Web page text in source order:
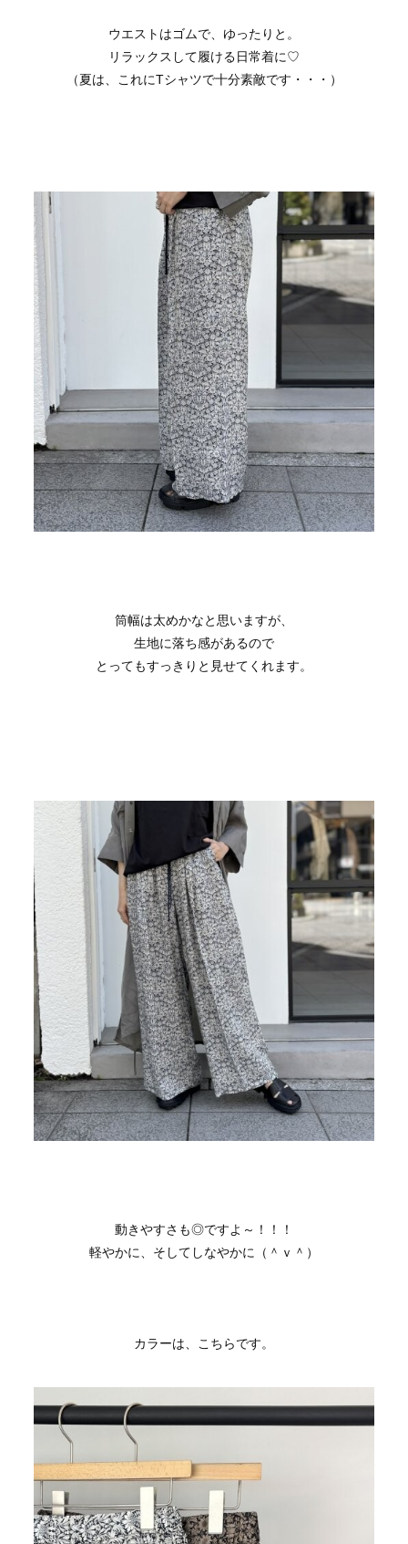
ウエストはゴムで、ゆったりと。
リラックスして履ける日常着に♡
（夏は、これにTシャツで十分素敵です・・・）
筒幅は太めかなと思いますが、
生地に落ち感があるので
とってもすっきりと見せてくれます。
動きやすさも◎ですよ～！！！
軽やかに、そしてしなやかに（＾ｖ＾）
カラーは、こちらです。